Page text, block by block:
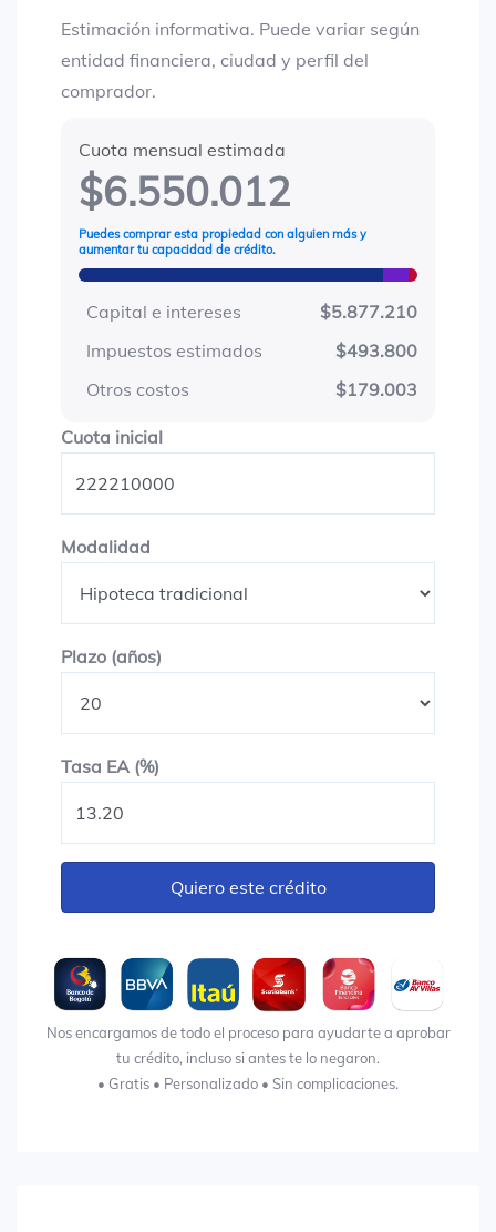
Estimación informativa. Puede variar según
entidad financiera, ciudad y perfil del
comprador.
Cuota mensual estimada
$6.550.012
Puedes comprar esta propiedad con alguien más y
aumentar tu capacidad de crédito.
Capital e intereses
$5.877.210
Impuestos estimados
$493.800
Otros costos
$179.003
Cuota inicialCuota inicial
Modalidad
Plazo (años)
Tasa EA (%)
Quiero este crédito
Nos encargamos de todo el proceso para ayudarte a aprobar
tu crédito, incluso si antes te lo negaron.
• Gratis • Personalizado • Sin complicaciones.